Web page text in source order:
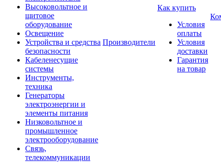
Высоковольтное и
щитовое
оборудование
Освещение
Устройства и средства
безопасности
Кабеленесущие
системы
Инструменты,
техника
Генераторы
электроэнергии и
элементы питания
Низковольтное и
промышленное
электрооборудование
Связь,
телекоммуникации
Производители
Как купить
Условия
оплаты
Условия
доставки
Гарантия
на товар